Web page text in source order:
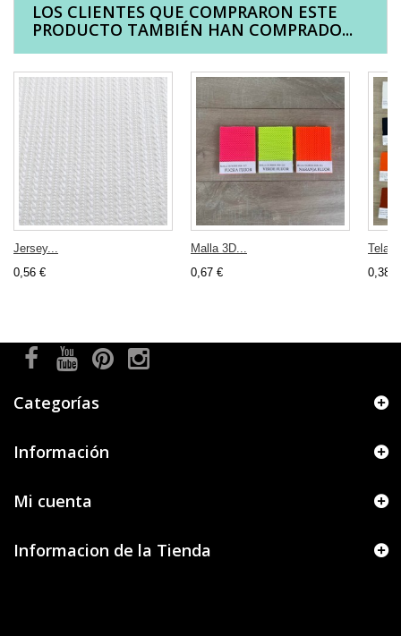
LOS CLIENTES QUE COMPRARON ESTE
PRODUCTO TAMBIÉN HAN COMPRADO...
Jersey...
0,56 €
Malla 3D...
0,67 €
Tela
0,38 €
Categorías
Información
Mi cuenta
Informacion de la Tienda